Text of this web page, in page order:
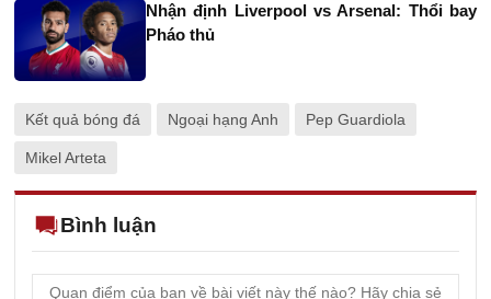
Nhận định Liverpool vs Arsenal: Thổi bay
Pháo thủ
Kết quả bóng đá Ngoại hạng Anh Pep Guardiola
Mikel Arteta
Bình luận